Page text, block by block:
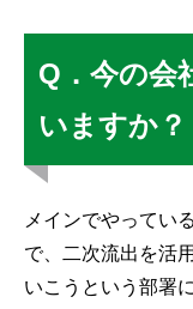
Q．今の会
いますか？
メインでやってい
で、二次流出を活
いこうという部署